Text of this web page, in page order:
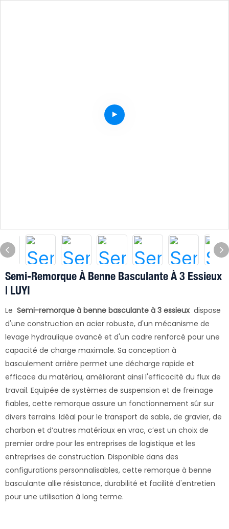
Semi-Remorque À Benne Basculante À 3 Essieux
| LUYI
Le Semi-remorque à benne basculante à 3 essieux dispose
d'une construction en acier robuste, d'un mécanisme de
levage hydraulique avancé et d'un cadre renforcé pour une
capacité de charge maximale. Sa conception à
basculement arrière permet une décharge rapide et
efficace du matériau, améliorant ainsi l'efficacité du flux de
travail. Equipée de systèmes de suspension et de freinage
fiables, cette remorque assure un fonctionnement sûr sur
divers terrains. Idéal pour le transport de sable, de gravier, de
charbon et d’autres matériaux en vrac, c’est un choix de
premier ordre pour les entreprises de logistique et les
entreprises de construction. Disponible dans des
configurations personnalisables, cette remorque à benne
basculante allie résistance, durabilité et facilité d'entretien
pour une utilisation à long terme.